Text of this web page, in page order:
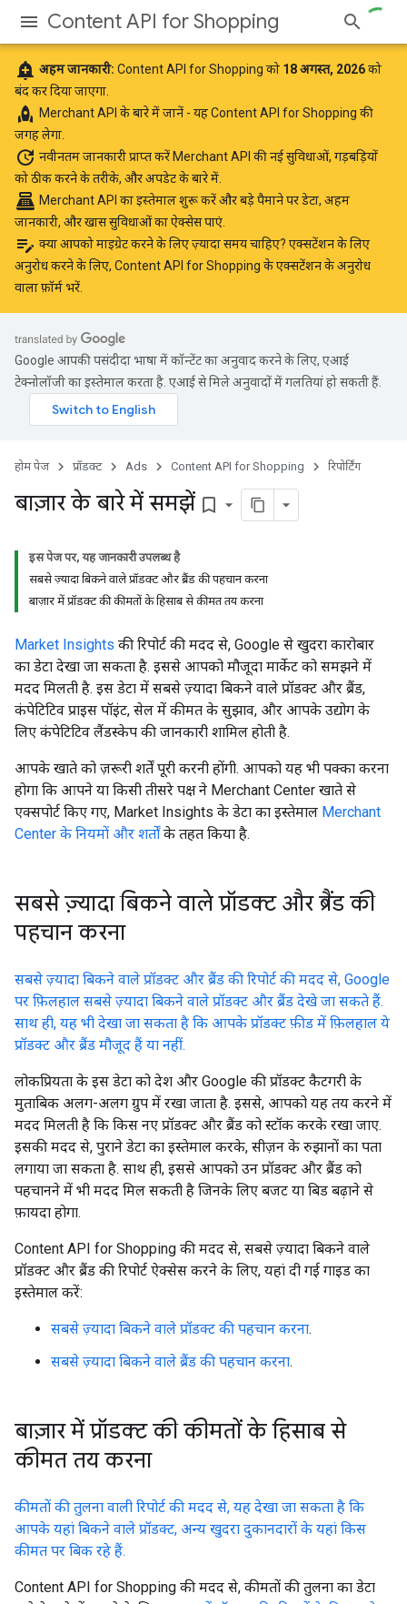
Content API for Shopping
add_alert अहम जानकारी: Content API for Shopping को 18 अगस्त, 2026को
बंद कर दिया जाएगा.
rocket Merchant API के बारे में जानें - यह Content API for Shopping की
जगह लेगा.
update नवीनतम जानकारी प्राप्त करें Merchant API की नई सुविधाओं, गड़बड़ियों
को ठीक करने के तरीके, और अपडेट के बारे में.
point_of_sale Merchant API का इस्तेमाल शुरू करेंऔर बड़े पैमाने पर डेटा, अहम
जानकारी, और खास सुविधाओं का ऐक्सेस पाएं.
edit_note क्या आपको माइग्रेट करने के लिए ज़्यादा समय चाहिए? एक्सटेंशन के लिए
अनुरोध करने के लिए, Content API for Shopping के एक्सटेंशन के अनुरोध
वाला फ़ॉर्म भरें
Google आपकी पसंदीदा भाषा में कॉन्टेंट का अनुवाद करने के लिए, एआई
टेक्नोलॉजी का इस्तेमाल करता है. एआई से मिले अनुवादों में गलतियां हो सकती हैं.
होम पेज प्रॉडक्ट Ads Content API for Shopping रिपोर्टिंग
बाज़ार के बारे में समझें bookmark_border
इस पेज पर, यह जानकारी उपलब्ध है
सबसे ज़्यादा बिकने वाले प्रॉडक्ट और ब्रैंड की पहचान करना
बाज़ार में प्रॉडक्ट की कीमताें के हिसाब से कीमत तय करना
Market Insights की रिपोर्ट की मदद से, Google से खुदरा कारोबार
का डेटा देखा जा सकता है. इससे आपको मौजूदा मार्केट को समझने में
मदद मिलती है. इस डेटा में सबसे ज़्यादा बिकने वाले प्रॉडक्ट और ब्रैंड,
कंपेटिटिव प्राइस पॉइंट, सेल में कीमत के सुझाव, और आपके उद्योग के
लिए कंपेटिटिव लैंडस्केप की जानकारी शामिल होती है.
आपके खाते को ज़रूरी शर्तें पूरी करनी होंगी. आपको यह भी पक्का करना
होगा कि आपने या किसी तीसरे पक्ष ने Merchant Center खाते से
एक्सपोर्ट किए गए, Market Insights के डेटा का इस्तेमाल Merchant
Center के नियमों और शर्तोंके तहत किया है.
सबसे ज़्यादा बिकने वाले प्रॉडक्ट और ब्रैंड की
पहचान करना
सबसे ज़्यादा बिकने वाले प्रॉडक्ट और ब्रैंड की रिपोर्ट की मदद से, Google
पर फ़िलहाल सबसे ज़्यादा बिकने वाले प्रॉडक्ट और ब्रैंड देखे जा सकते हैं.
साथ ही, यह भी देखा जा सकता है कि आपके प्रॉडक्ट फ़ीड में फ़िलहाल ये
प्रॉडक्ट और ब्रैंड मौजूद हैं या नहीं.
लोकप्रियता के इस डेटा को देश और Google की प्रॉडक्ट कैटगरी के
मुताबिक अलग-अलग ग्रुप में रखा जाता है. इससे, आपको यह तय करने में
मदद मिलती है कि किस नए प्रॉडक्ट और ब्रैंड को स्टॉक करके रखा जाए.
इसकी मदद से, पुराने डेटा का इस्तेमाल करके, सीज़न के रुझानों का पता
लगाया जा सकता है. साथ ही, इससे आपको उन प्रॉडक्ट और ब्रैंड को
पहचानने में भी मदद मिल सकती है जिनके लिए बजट या बिड बढ़ाने से
फ़ायदा होगा.
Content API for Shopping की मदद से, सबसे ज़्यादा बिकने वाले
प्रॉडक्ट और ब्रैंड की रिपोर्ट ऐक्सेस करने के लिए, यहां दी गई गाइड का
इस्तेमाल करें:
सबसे ज़्यादा बिकने वाले प्रॉडक्ट की पहचान करना.
सबसे ज़्यादा बिकने वाले ब्रैंड की पहचान करना.
बाज़ार में प्रॉडक्ट की कीमताें के हिसाब से
कीमत तय करना
कीमतों की तुलना वाली रिपोर्ट की मदद से, यह देखा जा सकता है कि
आपके यहां बिकने वाले प्रॉडक्ट, अन्य खुदरा दुकानदारों के यहां किस
कीमत पर बिक रहे हैं.
Content API for Shopping की मदद से, कीमतों की तुलना का डेटा